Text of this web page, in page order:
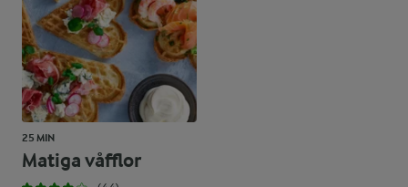
25 MIN
Matiga våfflor